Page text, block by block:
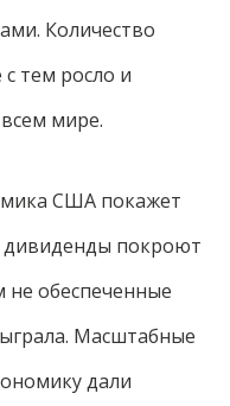
Количество
тем росло и
мире.
США покажет
дивиденды покроют
обеспеченные
Масштабные
дали